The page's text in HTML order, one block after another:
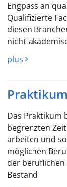
Engpass an
Qualifizierte
diesen
nicht-
plus
Praktikum
Das Praktikum
begrenzten
arbeiten und
möglichen
der
Bestand